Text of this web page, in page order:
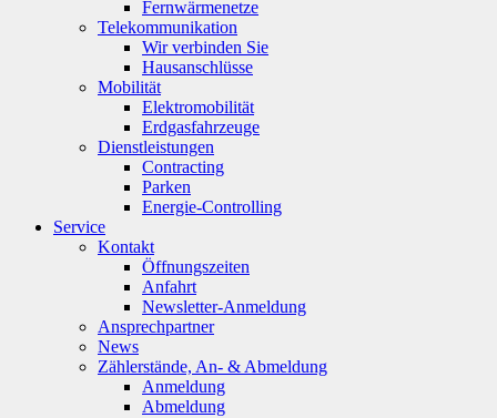
Fernwärmenetze
Telekommunikation
Wir verbinden Sie
Hausanschlüsse
Mobilität
Elektromobilität
Erdgasfahrzeuge
Dienstleistungen
Contracting
Parken
Energie-Controlling
Service
Kontakt
Öffnungszeiten
Anfahrt
Newsletter-Anmeldung
Ansprechpartner
News
Zählerstände, An- & Abmeldung
Anmeldung
Abmeldung